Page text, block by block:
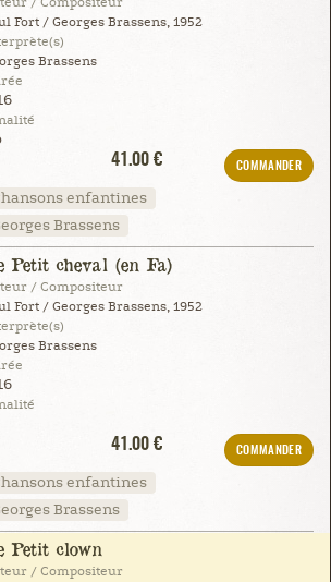
Fort / Georges Brassens, 1952
Brassens
41.00 €
COMMANDER
enfantines
Brassens
Petit cheval (en Fa)
/ Compositeur
Fort / Georges Brassens, 1952
Brassens
41.00 €
COMMANDER
enfantines
Brassens
Petit clown
/ Compositeur